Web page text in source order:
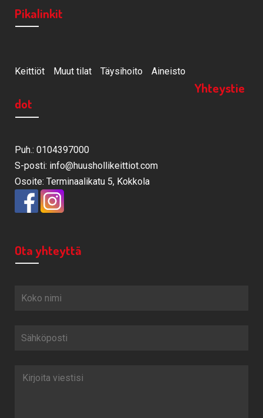
Pikalinkit
Keittiöt Muut tilat Täysihoito Aineisto
Yhteystie
dot
Puh.: 0104397000
S-posti: info@huushollikeittiot.com
Osoite: Terminaalikatu 5, Kokkola
Ota yhteyttä